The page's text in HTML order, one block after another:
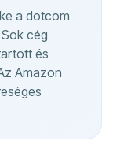
a dotcom
cég
és
Amazon